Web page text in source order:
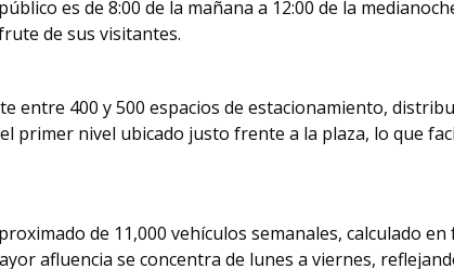
es de 8:00 de la mañana a 12:00 de la
de sus visitantes.
entre 400 y 500 espacios de estacionamiento,
primer nivel ubicado justo frente a la plaza, lo que
de 11,000 vehículos semanales, calculado en
afluencia se concentra de lunes a viernes,